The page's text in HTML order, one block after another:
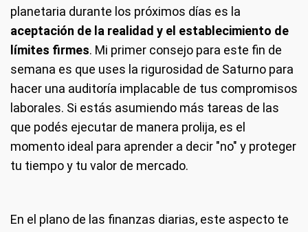
planetaria durante los próximos días es la
aceptación de la realidad y el establecimiento de
límites firmes. Mi primer consejo para este fin de
semana es que uses la rigurosidad de Saturno para
hacer una auditoría implacable de tus compromisos
laborales. Si estás asumiendo más tareas de las
que podés ejecutar de manera prolija, es el
momento ideal para aprender a decir "no" y proteger
tu tiempo y tu valor de mercado.
En el plano de las finanzas diarias, este aspecto te